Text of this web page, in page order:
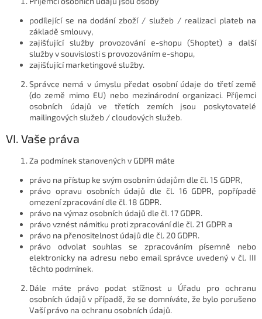
podílející se na dodání zboží / služeb / realizaci plateb na
základě smlouvy,
zajišťující služby provozování e-shopu (Shoptet) a další
služby v souvislosti s provozováním e-shopu,
zajišťující marketingové služby.
Správce nemá v úmyslu předat osobní údaje do třetí země
(do země mimo EU) nebo mezinárodní organizaci. Příjemci
osobních údajů ve třetích zemích jsou poskytovatelé
mailingových služeb / cloudových služeb.
VI. Vaše práva
Za podmínek stanovených v GDPR máte
právo na přístup ke svým osobním údajům dle čl. 15 GDPR,
právo opravu osobních údajů dle čl. 16 GDPR, popřípadě
omezení zpracování dle čl. 18 GDPR.
právo na výmaz osobních údajů dle čl. 17 GDPR.
právo vznést námitku proti zpracování dle čl. 21 GDPR a
právo na přenositelnost údajů dle čl. 20 GDPR.
právo odvolat souhlas se zpracováním písemně nebo
elektronicky na adresu nebo email správce uvedený v čl. III
těchto podmínek.
Dále máte právo podat stížnost u Úřadu pro ochranu
osobních údajů v případě, že se domníváte, že bylo porušeno
Vaší právo na ochranu osobních údajů.